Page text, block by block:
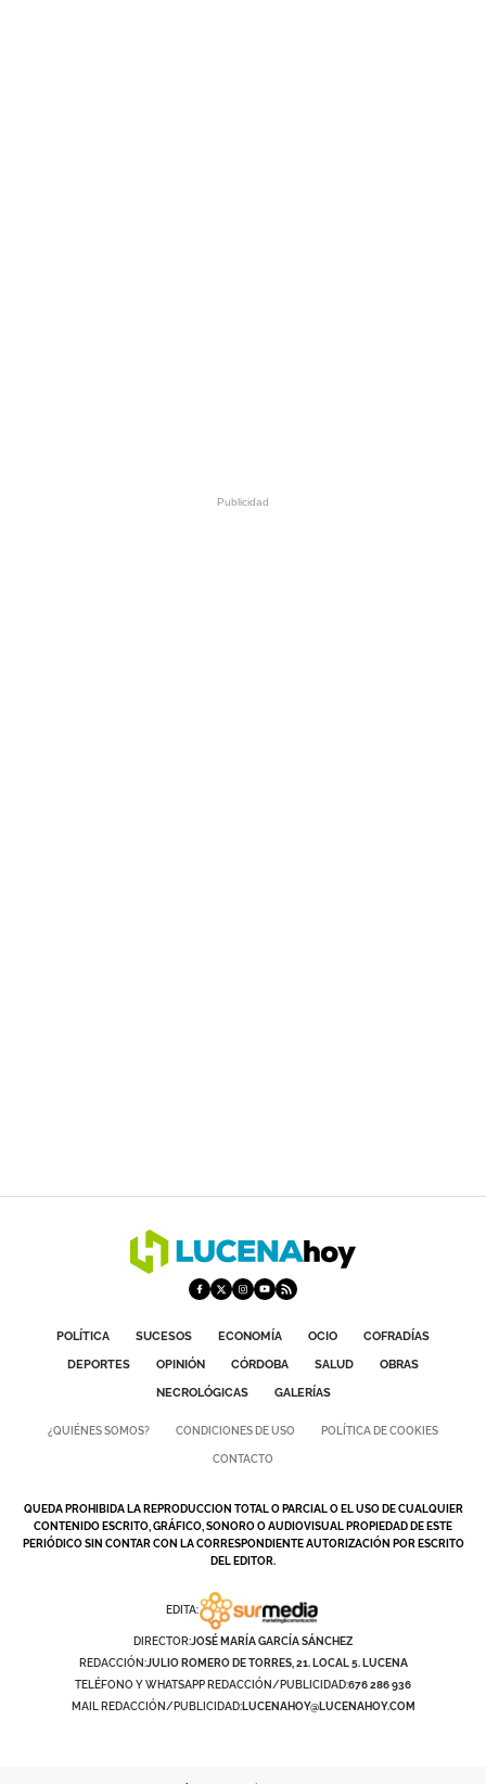
POLÍTICA SUCESOS ECONOMÍA OCIO
COFRADÍAS
DEPORTES
OPINIÓN CÓRDOBA SALUD
OBRAS
NECROLÓGICAS
GALERÍAS
¿QUIÉNES SOMOS? CONDICIONES DE USO POLÍTICA DE COOKIES
CONTACTO
QUEDA PROHIBIDA LA REPRODUCCION TOTAL O PARCIAL O EL USO DE CUALQUIER
CONTENIDO ESCRITO, GRÁFICO, SONORO O AUDIOVISUAL PROPIEDAD DE ESTE
PERIÓDICO SIN CONTAR CON LA CORRESPONDIENTE AUTORIZACIÓN POR ESCRITO
DEL EDITOR.
EDITA:
DIRECTOR:JOSÉ MARÍA GARCÍA SÁNCHEZ
REDACCIÓN:JULIO ROMERO DE TORRES, 21. LOCAL 5. LUCENA
TELÉFONO Y WHATSAPP REDACCIÓN/PUBLICIDAD:676 286 936
MAIL REDACCIÓN/PUBLICIDAD:LUCENAHOY@LUCENAHOY.COM